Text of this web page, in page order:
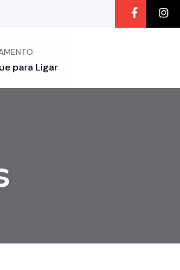
para Ligar